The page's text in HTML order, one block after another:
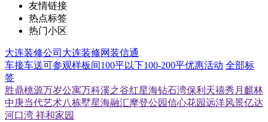
友情链接
热点标签
热门小区
大连装修公司 大连装修网装信通
车接车送可参观样板间100平以下100-200平优惠活动 全部标
签
胜鼎桃源万岁公寓万科溪之谷红星海钻石湾保利天禧秀月麒林
中庚当代艺术八栋墅星海融汇摩登公园信心花园远洋风景亿达
河口湾 祥和家园